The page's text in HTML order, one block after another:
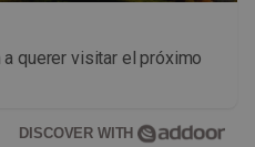
querer visitar el próximo
DISCOVER WITH